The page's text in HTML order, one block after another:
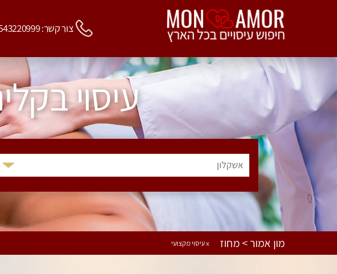
צור קשר: 0543220999
עיסוי
אשקלון
מון אמור > מחוז x עיסוי מקצועי